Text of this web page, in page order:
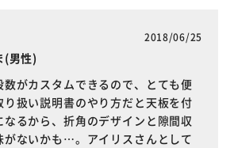
2018/06/25
(男性)
がカスタムできるので、とても便
扱い説明書のやり方だと天板を付
るから、折角のデザインと隙間収
がないかも…。アイリスさんとして